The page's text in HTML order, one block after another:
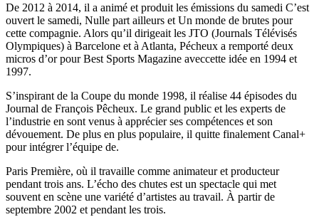
De 2012 à 2014, il a animé et produit les émissions du samedi C’est
ouvert le samedi, Nulle part ailleurs et Un monde de brutes pour
cette compagnie. Alors qu’il dirigeait les JTO (Journals Télévisés
Olympiques) à Barcelone et à Atlanta, Pécheux a remporté deux
micros d’or pour Best Sports Magazine aveccette idée en 1994 et
1997.
S’inspirant de la Coupe du monde 1998, il réalise 44 épisodes du
Journal de François Pêcheux. Le grand public et les experts de
l’industrie en sont venus à apprécier ses compétences et son
dévouement. De plus en plus populaire, il quitte finalement Canal+
pour intégrer l’équipe de.
Paris Première, où il travaille comme animateur et producteur
pendant trois ans. L’écho des chutes est un spectacle qui met
souvent en scène une variété d’artistes au travail. À partir de
septembre 2002 et pendant les trois.